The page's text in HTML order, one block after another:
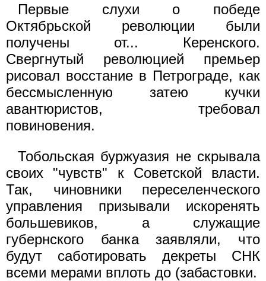
Первые слухи о победе
Октябрьской революции были
получены от... Керенского.
Свергнутый революцией премьер
рисовал восстание в Петрограде, как
бессмысленную затею кучки
авантюристов, требовал
повиновения.
Тобольская буржуазия не скрывала
своих "чувств" к Советской власти.
Так, чиновники переселенческого
управления призывали искоренять
большевиков, а служащие
губернского банка заявляли, что
будут саботировать декреты СНК
всеми мерами вплоть до (забастовки.